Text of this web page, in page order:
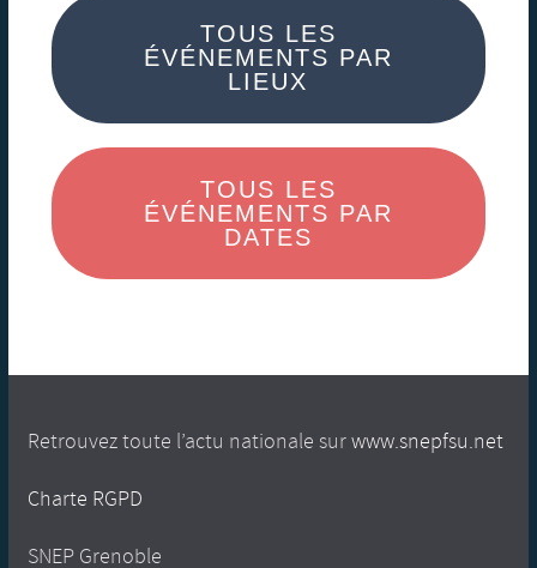
TOUS LES
ÉVÉNEMENTS PAR
LIEUX
TOUS LES
ÉVÉNEMENTS PAR
DATES
Retrouvez toute l’actu nationale surwww.snepfsu.net
Charte RGPD
SNEP Grenoble